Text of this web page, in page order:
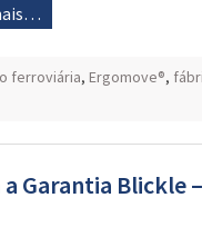
ferroviária, Ergomove®,
Garantia Blickle